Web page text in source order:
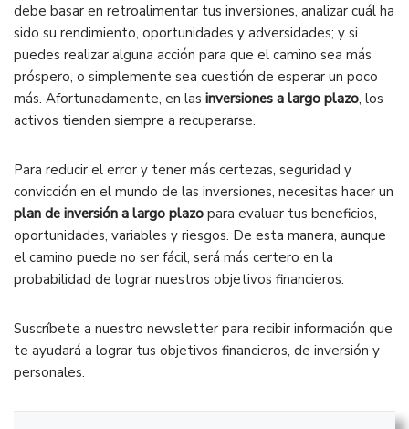
debe basar en retroalimentar tus inversiones, analizar cuál ha
sido su rendimiento, oportunidades y adversidades; y si
puedes realizar alguna acción para que el camino sea más
próspero, o simplemente sea cuestión de esperar un poco
más. Afortunadamente, en las inversiones a largo plazo, los
activos tienden siempre a recuperarse.
Para reducir el error y tener más certezas, seguridad y
convicción en el mundo de las inversiones, necesitas hacer un
plan de inversión a largo plazo para evaluar tus beneficios,
oportunidades, variables y riesgos. De esta manera, aunque
el camino puede no ser fácil, será más certero en la
probabilidad de lograr nuestros objetivos financieros.
Suscríbete a nuestro newsletter para recibir información que
te ayudará a lograr tus objetivos financieros, de inversión y
personales.